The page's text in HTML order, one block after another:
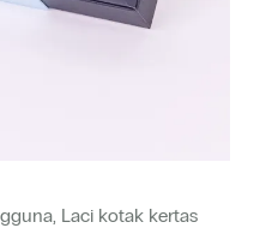
Laci kotak kertas